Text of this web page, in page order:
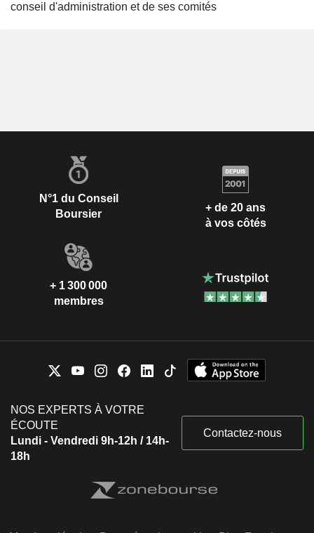
conseil d'administration et de ses comités
N°1 du Conseil
Boursier
+ de 20 ans
à vos côtés
+ 1 300 000
membres
NOS EXPERTS À VOTRE
ÉCOUTE
Lundi - Vendredi 9h-12h / 14h-
18h
Contactez-nous